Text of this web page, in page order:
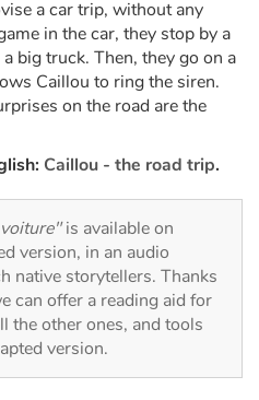
a car trip, without any
in the car, they stop by a
big truck. Then, they go on a
Caillou to ring the siren.
on the road are the
Caillou - the road trip.
is available on
version, in an audio
native storytellers. Thanks
can offer a reading aid for
the other ones, and tools
version.